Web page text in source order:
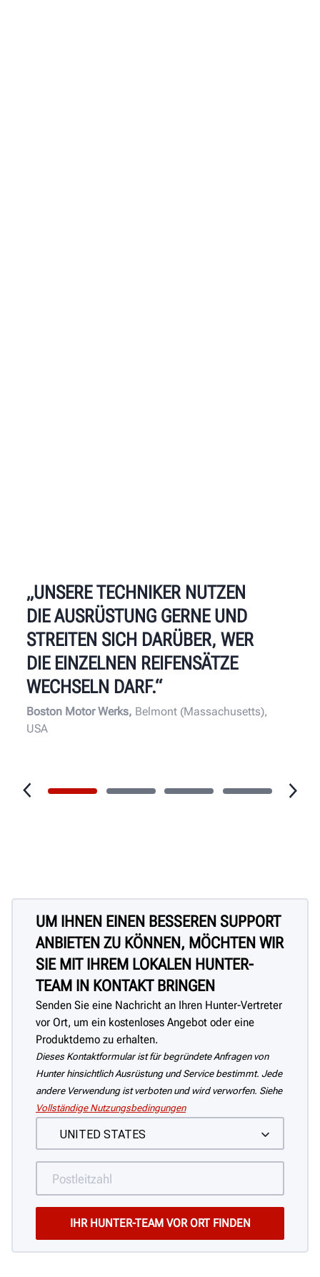
„UNSERE TECHNIKER NUTZEN
DIE AUSRÜSTUNG GERNE UND
STREITEN SICH DARÜBER, WER
DIE EINZELNEN REIFENSÄTZE
WECHSELN DARF.“
Boston Motor Werks, Belmont (Massachusetts),
USA
UM IHNEN EINEN BESSEREN SUPPORT
ANBIETEN ZU KÖNNEN, MÖCHTEN WIR
SIE MIT IHREM LOKALEN HUNTER-
TEAM IN KONTAKT BRINGEN
Senden Sie eine Nachricht an Ihren Hunter-Vertreter
vor Ort, um ein kostenloses Angebot oder eine
Produktdemo zu erhalten.
Dieses Kontaktformular ist für begründete Anfragen von
Hunter hinsichtlich Ausrüstung und Service bestimmt. Jede
andere Verwendung ist verboten und wird verworfen. Siehe
Vollständige Nutzungsbedingungen